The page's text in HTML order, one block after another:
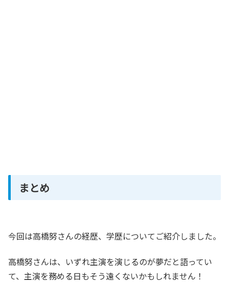
まとめ
今回は高橋努さんの経歴、学歴についてご紹介しました。
高橋努さんは、いずれ主演を演じるのが夢だと語ってい
て、主演を務める日もそう遠くないかもしれません！